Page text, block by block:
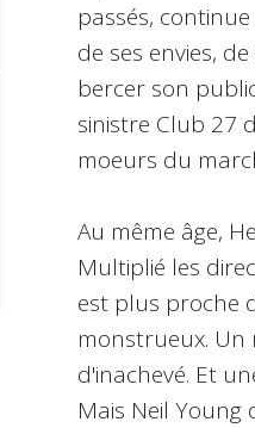
passés,
de ses envies,
bercer son
sinistre Club 27
moeurs du
Au même âge,
Multiplié les
est plus proche
monstrueux.
d'inachevé. Et
Mais Neil